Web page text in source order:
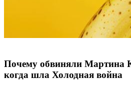
Почему обвиняли Мартина
когда шла Холодная война